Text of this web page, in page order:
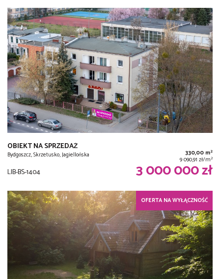
OBIEKT NA SPRZEDAŻ
Bydgoszcz, Skrzetusko, Jagiellońska 330,00 m2
9 090,91 zł/m2
LIB-BS-1404 3 000 000 zł
OFERTA NA WYŁĄCZNOŚĆ